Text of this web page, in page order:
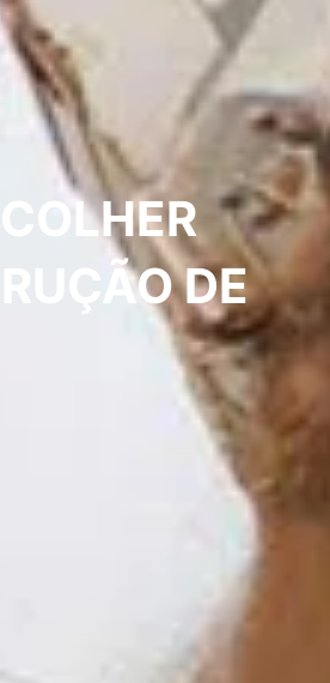
DE